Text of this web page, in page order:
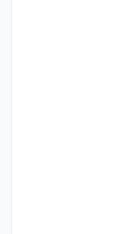
طراحی شده است.
بهتری نشان
در ایران ارائه
و دسترسی آسان